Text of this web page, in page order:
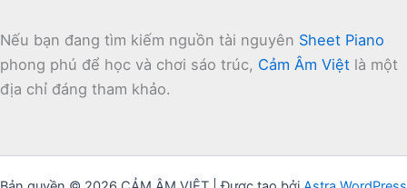
Nếu bạn đang tìm kiếm nguồn tài nguyên Sheet Piano
phong phú để học và chơi sáo trúc, Cảm Âm Việt là một
địa chỉ đáng tham khảo.